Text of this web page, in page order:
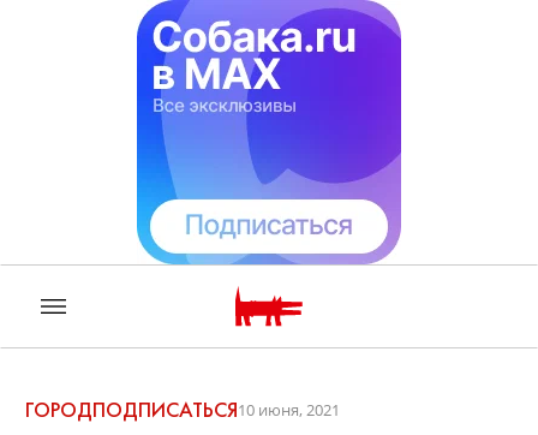
ГОРОДПОДПИСАТЬСЯ10 июня, 2021